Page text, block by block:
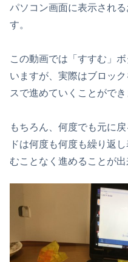
パソコン画面に表示され
す。
この動画では「すすむ」
いますが、実際はブロッ
スで進めていくことができ
もちろん、何度でも元に
ドは何度も何度も繰り返
むことなく進めることが出